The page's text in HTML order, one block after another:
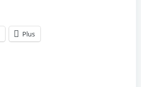
Plus